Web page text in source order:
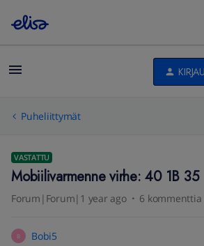
Puheliittymät
VASTATTU
Mobiilivarmenne virhe: 40 1B 35
Forum|Forum|1 year ago 6 kommenttia
B Bobi5